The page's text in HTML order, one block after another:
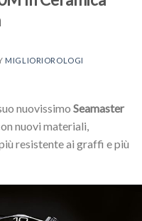
MIGLIORIOROLOGI
nuovissimo Seamaster
nuovi materiali,
resistente ai graffi e più